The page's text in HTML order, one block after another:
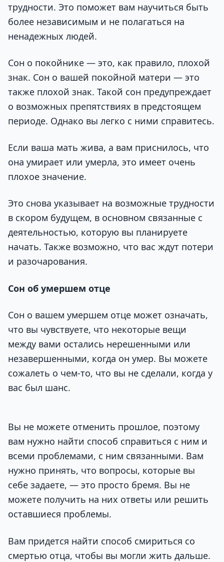
трудности. Это поможет вам научиться быть
более независимым и не полагаться на
ненадежных людей.
Сон о покойнике — это, как правило, плохой
знак. Сон о вашей покойной матери — это
также плохой знак. Такой сон предупреждает
о возможных препятствиях в предстоящем
периоде. Однако вы легко с ними справитесь.
Если ваша мать жива, а вам приснилось, что
она умирает или умерла, это имеет очень
плохое значение.
Это снова указывает на возможные трудности
в скором будущем, в основном связанные с
деятельностью, которую вы планируете
начать. Также возможно, что вас ждут потери
и разочарования.
Сон об умершем отце
Сон о вашем умершем отце может означать,
что вы чувствуете, что некоторые вещи
между вами остались нерешенными или
незавершенными, когда он умер. Вы можете
сожалеть о чем-то, что вы не сделали, когда у
вас был шанс.
Вы не можете отменить прошлое, поэтому
вам нужно найти способ справиться с ним и
всеми проблемами, с ним связанными. Вам
нужно принять, что вопросы, которые вы
себе задаете, — это просто бремя. Вы не
можете получить на них ответы или решить
оставшиеся проблемы.
Вам придется найти способ смириться со
смертью отца, чтобы вы могли жить дальше.